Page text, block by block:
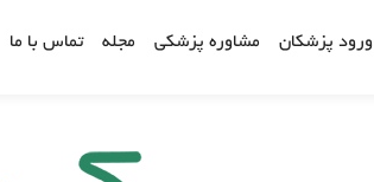
ورود پزشکان مشاوره پزشکی مجله تماس با ما